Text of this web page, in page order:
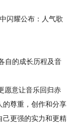
闪耀公布：人气歌
自的成长历程及音
意让音乐回归赤
的尊重，创作和分享
己更强的实力和更精